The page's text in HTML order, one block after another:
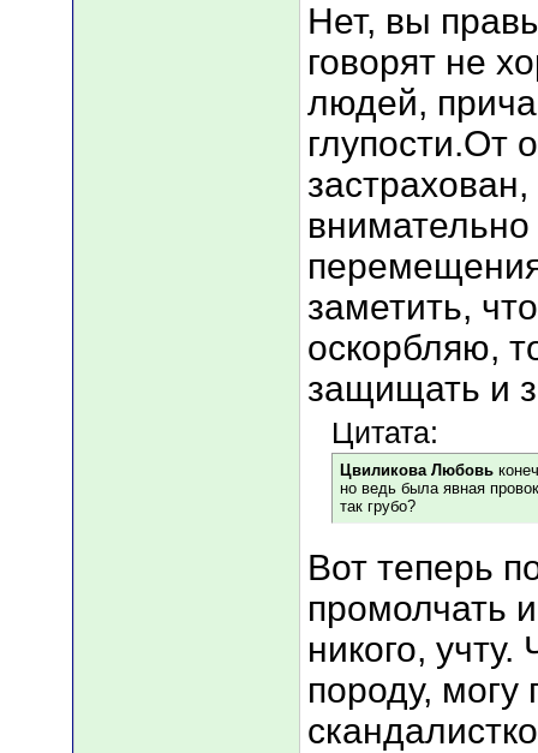
Нет, вы
говорят не
людей,
глупости.От
заметить,
оскорбляю,
защищать и
Цитата:
Цвиликова Любовь
но ведь была явная
так грубо?
Вот теперь
промолчать
никого,
породу, могу